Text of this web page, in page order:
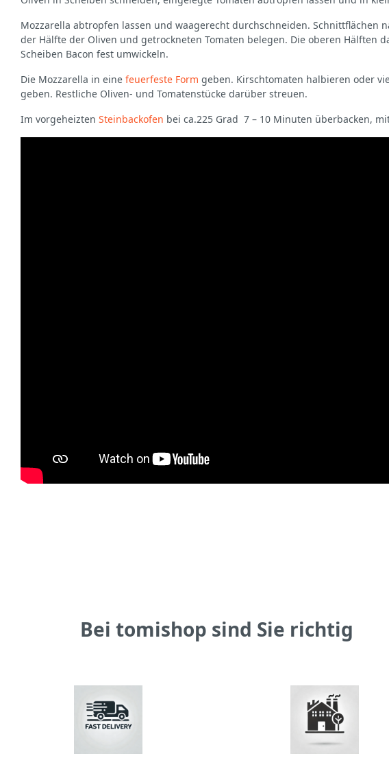
Mozzarella abtropfen lassen und waagerecht durchschneiden. Schnittflächen
der Hälfte der Oliven und getrockneten Tomaten belegen. Die oberen Hälften
Scheiben Bacon fest umwickeln.
Die Mozzarella in eine feuerfeste Form geben. Kirschtomaten halbieren oder
geben. Restliche Oliven- und Tomatenstücke darüber streuen.
Im vorgeheizten Steinbackofen bei ca.225 Grad 7 – 10 Minuten überbacken,
Bei tomishop sind Sie richtig